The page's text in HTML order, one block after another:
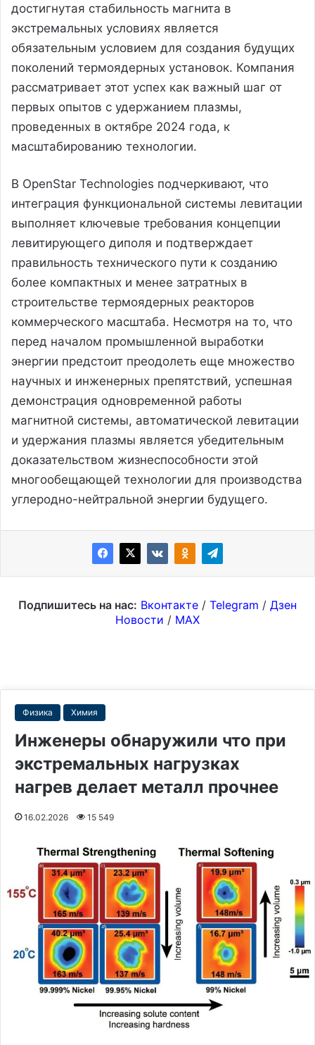
достигнутая стабильность магнита в
экстремальных условиях является
обязательным условием для создания будущих
поколений термоядерных установок. Компания
рассматривает этот успех как важный шаг от
первых опытов с удержанием плазмы,
проведенных в октябре 2024 года, к
масштабированию технологии.
В OpenStar Technologies подчеркивают, что
интеграция функциональной системы левитации
выполняет ключевые требования концепции
левитирующего диполя и подтверждает
правильность технического пути к созданию
более компактных и менее затратных в
строительстве термоядерных реакторов
коммерческого масштаба. Несмотря на то, что
перед началом промышленной выработки
энергии предстоит преодолеть еще множество
научных и инженерных препятствий, успешная
демонстрация одновременной работы
магнитной системы, автоматической левитации
и удержания плазмы является убедительным
доказательством жизнеспособности этой
многообещающей технологии для производства
углеродно-нейтральной энергии будущего.
Подпишитесь на нас: Вконтакте / Telegram / Дзен
Новости / MAX